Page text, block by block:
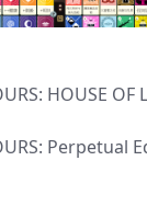
HOUSE OF
Perpetual